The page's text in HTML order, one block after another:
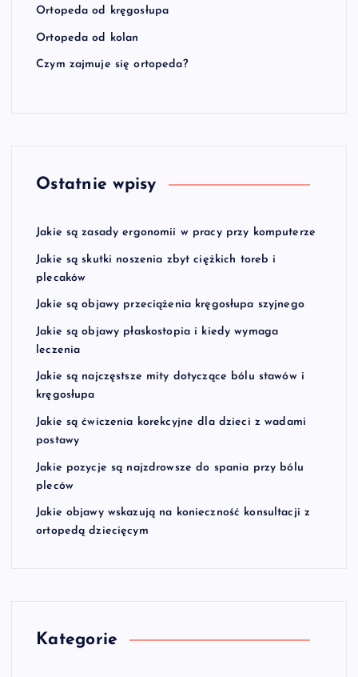
Ortopeda od kręgosłupa
Ortopeda od kolan
Czym zajmuje się ortopeda?
Ostatnie wpisy
Jakie są zasady ergonomii w pracy przy komputerze
Jakie są skutki noszenia zbyt ciężkich toreb i
plecaków
Jakie są objawy przeciążenia kręgosłupa szyjnego
Jakie są objawy płaskostopia i kiedy wymaga
leczenia
Jakie są najczęstsze mity dotyczące bólu stawów i
kręgosłupa
Jakie są ćwiczenia korekcyjne dla dzieci z wadami
postawy
Jakie pozycje są najzdrowsze do spania przy bólu
pleców
Jakie objawy wskazują na konieczność konsultacji z
ortopedą dziecięcym
Kategorie